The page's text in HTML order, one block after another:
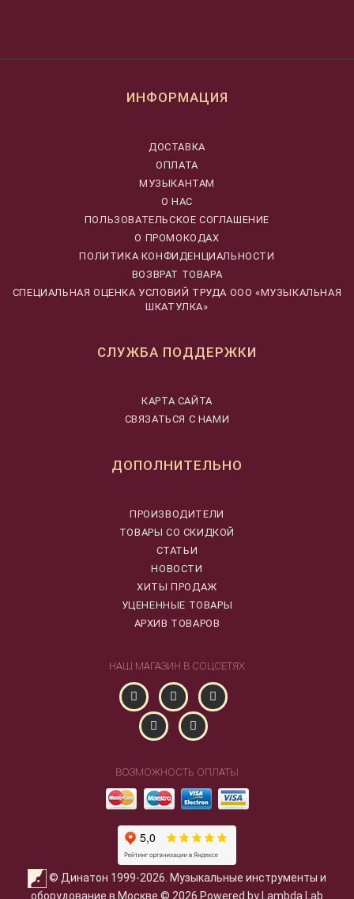
ИНФОРМАЦИЯ
ДОСТАВКА
ОПЛАТА
МУЗЫКАНТАМ
О НАС
ПОЛЬЗОВАТЕЛЬСКОЕ СОГЛАШЕНИЕ
О ПРОМОКОДАХ
ПОЛИТИКА КОНФИДЕНЦИАЛЬНОСТИ
ВОЗВРАТ ТОВАРА
CПЕЦИАЛЬНАЯ ОЦЕНКА УСЛОВИЙ ТРУДА ООО «МУЗЫКАЛЬНАЯ
ШКАТУЛКА»
СЛУЖБА ПОДДЕРЖКИ
КАРТА САЙТА
СВЯЗАТЬСЯ С НАМИ
ДОПОЛНИТЕЛЬНО
ПРОИЗВОДИТЕЛИ
ТОВАРЫ СО СКИДКОЙ
СТАТЬИ
НОВОСТИ
ХИТЫ ПРОДАЖ
УЦЕНЕННЫЕ ТОВАРЫ
АРХИВ ТОВАРОВ
НАШ МАГАЗИН В СОЦСЕТЯХ
ВОЗМОЖНОСТЬ ОПЛАТЫ
© Динатон 1999-2026. Музыкальные инструменты и
оборудование в Москве © 2026 Powered by Lambda Lab